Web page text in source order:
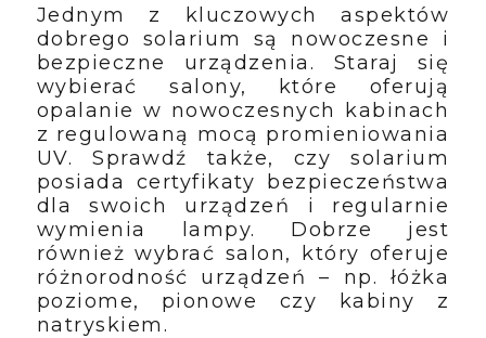
Jednym z kluczowych aspektów
dobrego solarium są nowoczesne i
bezpieczne urządzenia. Staraj się
wybierać salony, które oferują
opalanie w nowoczesnych kabinach
z regulowaną mocą promieniowania
UV. Sprawdź także, czy solarium
posiada certyfikaty bezpieczeństwa
dla swoich urządzeń i regularnie
wymienia lampy. Dobrze jest
również wybrać salon, który oferuje
różnorodność urządzeń – np. łóżka
poziome, pionowe czy kabiny z
natryskiem.